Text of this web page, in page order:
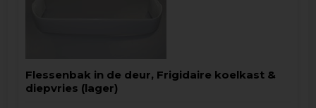
Flessenbak in de deur, Frigidaire koelkast &
diepvries (lager)